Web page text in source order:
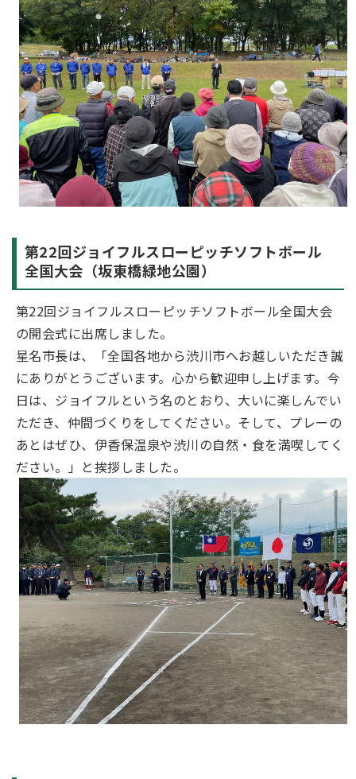
第22回ジョイフルスローピッチソフトボール
全国大会（坂東橋緑地公園）
第22回ジョイフルスローピッチソフトボール全国大会
の開会式に出席しました。
星名市長は、「全国各地から渋川市へお越しいただき誠
にありがとうございます。心から歓迎申し上げます。今
日は、ジョイフルという名のとおり、大いに楽しんでい
ただき、仲間づくりをしてください。そして、プレーの
あとはぜひ、伊香保温泉や渋川の自然・食を満喫してく
ださい。」と挨拶しました。